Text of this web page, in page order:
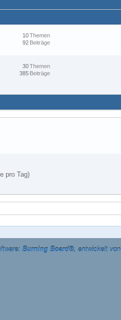
Themen
10
Beiträge
92
Themen
30
Beiträge
385
pro Tag)
Burning Board®, entwickelt von